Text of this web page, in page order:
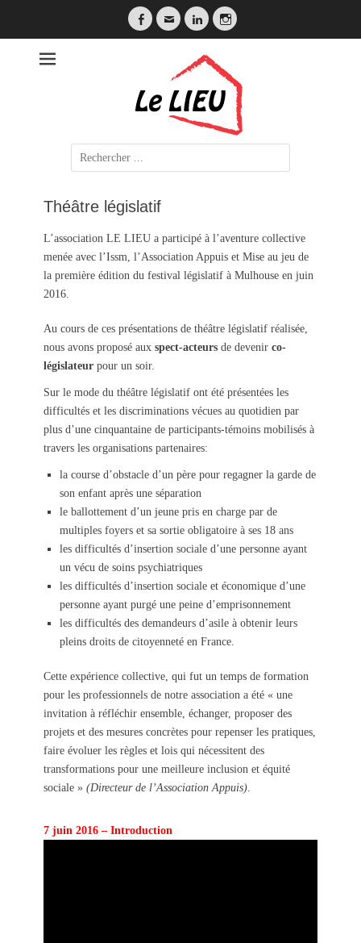
Facebook
EmailLinkedInInstagram
LE LIEU
Search
for:
Théâtre législatif
L’association LE LIEU a participé à l’aventure collective
menée avec l’Issm, l’Association Appuis et Mise au jeu de
la première édition du festival législatif à Mulhouse en juin
2016.
Au cours de ces présentations de théâtre législatif réalisée,
nous avons proposé aux spect-acteurs de devenir co-
législateur pour un soir.
Sur le mode du théâtre législatif ont été présentées les
difficultés et les discriminations vécues au quotidien par
plus d’une cinquantaine de participants-témoins mobilisés à
travers les organisations partenaires:
la course d’obstacle d’un père pour regagner la garde de
son enfant après une séparation
le ballottement d’un jeune pris en charge par de
multiples foyers et sa sortie obligatoire à ses 18 ans
les difficultés d’insertion sociale d’une personne ayant
un vécu de soins psychiatriques
les difficultés d’insertion sociale et économique d’une
personne ayant purgé une peine d’emprisonnement
les difficultés des demandeurs d’asile à obtenir leurs
pleins droits de citoyenneté en France.
Cette expérience collective, qui fut un temps de formation
pour les professionnels de notre association a été « une
invitation à réfléchir ensemble, échanger, proposer des
projets et des mesures concrètes pour repenser les pratiques,
faire évoluer les règles et lois qui nécessitent des
transformations pour une meilleure inclusion et équité
sociale » (Directeur de l’Association Appuis).
7 juin 2016 – Introduction